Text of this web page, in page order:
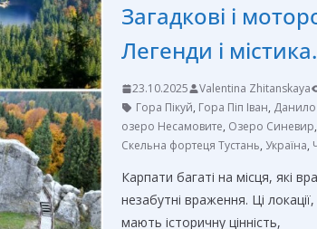
Загадкові і
Легенди і містика.
23.10.2025 Valentina Zhitanskaya
Гора Пікуй, Гора Піп Іван, Данило
озеро Несамовите, Озеро Синевир,
Скельна фортеця Тустань, Україна,
Карпати багаті на місця, які
незабутні враження. Ці
мають історичну цінність,